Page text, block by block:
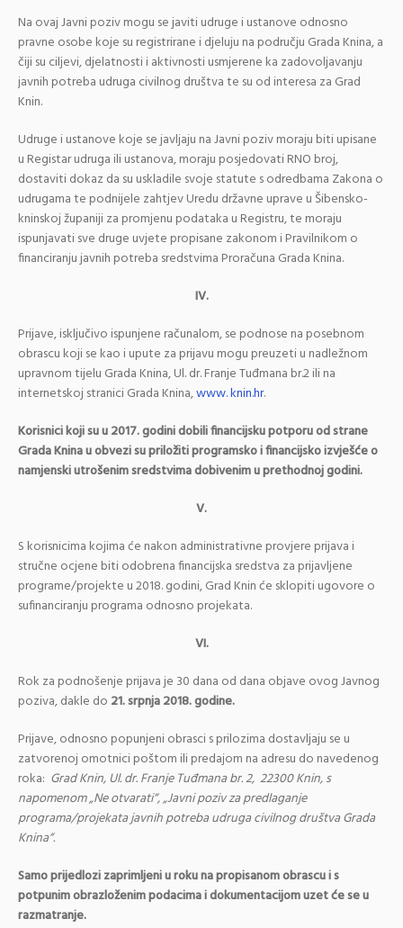
Na ovaj Javni poziv mogu se javiti udruge i ustanove odnosno
pravne osobe koje su registrirane i djeluju na području Grada Knina, a
čiji su ciljevi, djelatnosti i aktivnosti usmjerene ka zadovoljavanju
javnih potreba udruga civilnog društva te su od interesa za Grad
Knin.
Udruge i ustanove koje se javljaju na Javni poziv moraju biti upisane
u Registar udruga ili ustanova, moraju posjedovati RNO broj,
dostaviti dokaz da su uskladile svoje statute s odredbama Zakona o
udrugama te podnijele zahtjev Uredu državne uprave u Šibensko-
kninskoj županiji za promjenu podataka u Registru, te moraju
ispunjavati sve druge uvjete propisane zakonom i Pravilnikom o
financiranju javnih potreba sredstvima Proračuna Grada Knina.
IV.
Prijave, isključivo ispunjene računalom, se podnose na posebnom
obrascu koji se kao i upute za prijavu mogu preuzeti u nadležnom
upravnom tijelu Grada Knina, Ul. dr. Franje Tuđmana br.2 ili na
internetskoj stranici Grada Knina,www. knin.hr.
Korisnici koji su u 2017. godini dobili financijsku potporu od strane
Grada Knina u obvezi su priložiti programsko i financijsko izvješće o
namjenski utrošenim sredstvima dobivenim u prethodnoj godini.
V.
S korisnicima kojima će nakon administrativne provjere prijava i
stručne ocjene biti odobrena financijska sredstva za prijavljene
programe/projekte u 2018. godini, Grad Knin će sklopiti ugovore o
sufinanciranju programa odnosno projekata.
VI.
Rok za podnošenje prijava je 30 dana od dana objave ovog Javnog
poziva, dakle do 21. srpnja 2018. godine.
Prijave, odnosno popunjeni obrasci s prilozima dostavljaju se u
zatvorenoj omotnici poštom ili predajom na adresu do navedenog
roka: Grad Knin, Ul. dr. Franje Tuđmana br. 2, 22300 Knin, s
napomenom „Ne otvarati“, „Javni poziv za predlaganje
programa/projekata javnih potreba udruga civilnog društva Grada
Knina“.
Samo prijedlozi zaprimljeni u roku na propisanom obrascu i s
potpunim obrazloženim podacima i dokumentacijom uzet će se u
razmatranje.